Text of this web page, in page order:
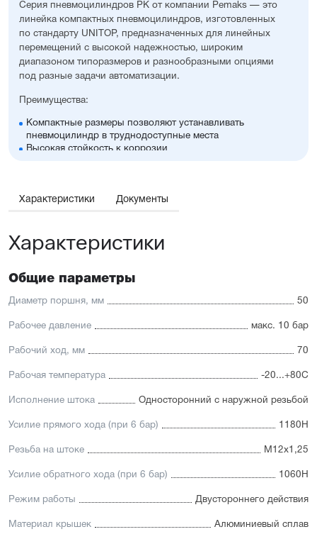
Серия пневмоцилиндров PK от компании Pemaks — это
линейка компактных пневмоцилиндров, изготовленных
по стандарту UNITOP, предназначенных для линейных
перемещений с высокой надежностью, широким
диапазоном типоразмеров и разнообразными опциями
под разные задачи автоматизации.
Преимущества:
Компактные размеры позволяют устанавливать
пневмоцилиндр в труднодоступные места
Высокая стойкость к коррозии
принадлежностей, включая антиприворотную
Отличительные черты:
демпфирования
Простая установка датчиков положения с любой из
Подходит для использования в пищевой
Простой монтаж в ограниченном пространстве
Характеристики Документы
Характеристики
Общие параметры
Диаметр поршня, мм 50
Рабочее давление макс. 10 бар
Рабочий ход, мм 70
Рабочая температура -20...+80С
Исполнение штока Односторонний с наружной резьбой
Усилие прямого хода (при 6 бар) 1180Н
Резьба на штоке М12х1,25
Усилие обратного хода (при 6 бар) 1060Н
Режим работы Двустороннего действия
Материал крышек Алюминиевый сплав